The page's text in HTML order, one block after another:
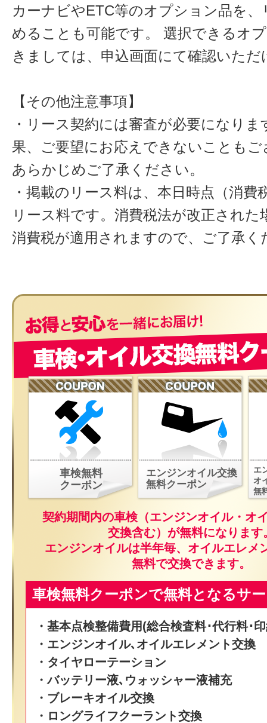
カーナビやETC等のオプション品を、
めることも可能です。 選択できるオ
きましては、申込画面にて確認いただ
【その他注意事項】
・リース契約には審査が必要になりま
果、ご要望にお応えできないことも
あらかじめご了承ください。
・掲載のリース料は、本日時点（消費
リース料です。消費税法が改正された
消費税が適用されますので、ご了承く
車検無料
クーポン
エンジンオイル交換
無料クーポン
エ
オ
無
契約期間内の車検（エンジンオイル・オ
交換含む）が無料になります
エンジンオイルは半年毎、オイルエレメ
無料で交換できます。
車検無料クーポンで無料となるサ
・基本点検整備費用(総合検査料･代行料･
・エンジンオイル､オイルエレメント交換
・タイヤローテーション
・バッテリー液､ウォッシャー液補充
・ブレーキオイル交換
・ロングライフクーラント交換